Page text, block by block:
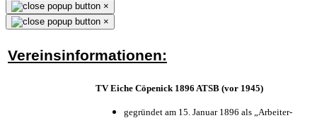
×
×
Vereinsinformationen:
TV Eiche Cöpenick 1896 ATSB (vor 1945)
gegründet am 15. Januar 1896 als „Arbeiter-